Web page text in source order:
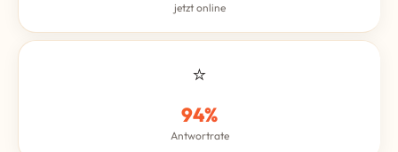
jetzt online
⭐
94%
Antwortrate